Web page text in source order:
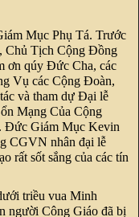
Mục Phụ Tá. Trước
Chủ Tịch Cộng Đồng
ơn qúy Đức Cha, các
Vụ các Cộng Đoàn,
và tham dự Đại lễ
Mạng Của Cộng
Đức Giám Mục Kevin
CGVN nhân đại lễ
rất sốt sắng của các tín
triều vua Minh
người Công Giáo đã bị